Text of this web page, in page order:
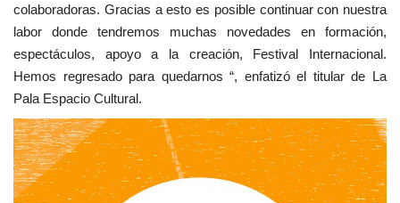
colaboradoras. Gracias a esto es posible continuar con nuestra
labor donde tendremos muchas novedades en formación,
espectáculos, apoyo a la creación, Festival Internacional.
Hemos regresado para quedarnos “, enfatizó el titular de La
Pala Espacio Cultural.